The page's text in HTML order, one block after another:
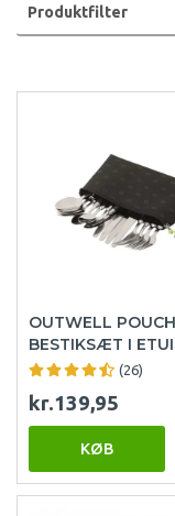
Produktfilter
OUTWELL POUCH
BESTIKSÆT I ETUI
(26)
kr.139,95
KØB